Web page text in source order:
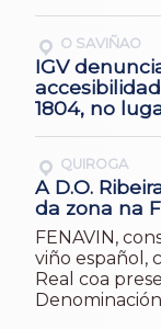
O SAVIÑAO
IGV
1804, no
QUIROGA
A D.O.
da zona na
FENAVIN,
viño español,
Real coa